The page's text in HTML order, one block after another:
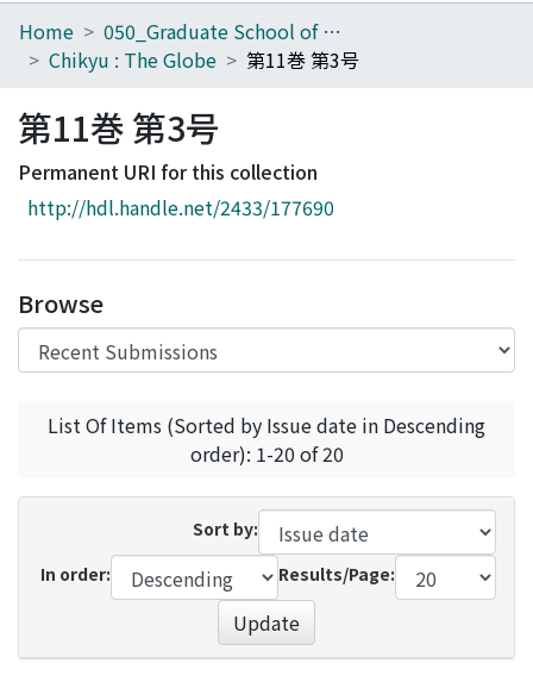
Home
Browse
Download Ranking
Access Statistics
Home
050_Graduate School of Science
Chikyu : The Globe
第11巻 第3号
第11巻 第3号
Permanent URI for this collection
http://hdl.handle.net/2433/177690
Browse
List Of Items (Sorted by Issue date in Descending
order): 1-20 of 20
Sort by:
In order:
Results/Page:
Update